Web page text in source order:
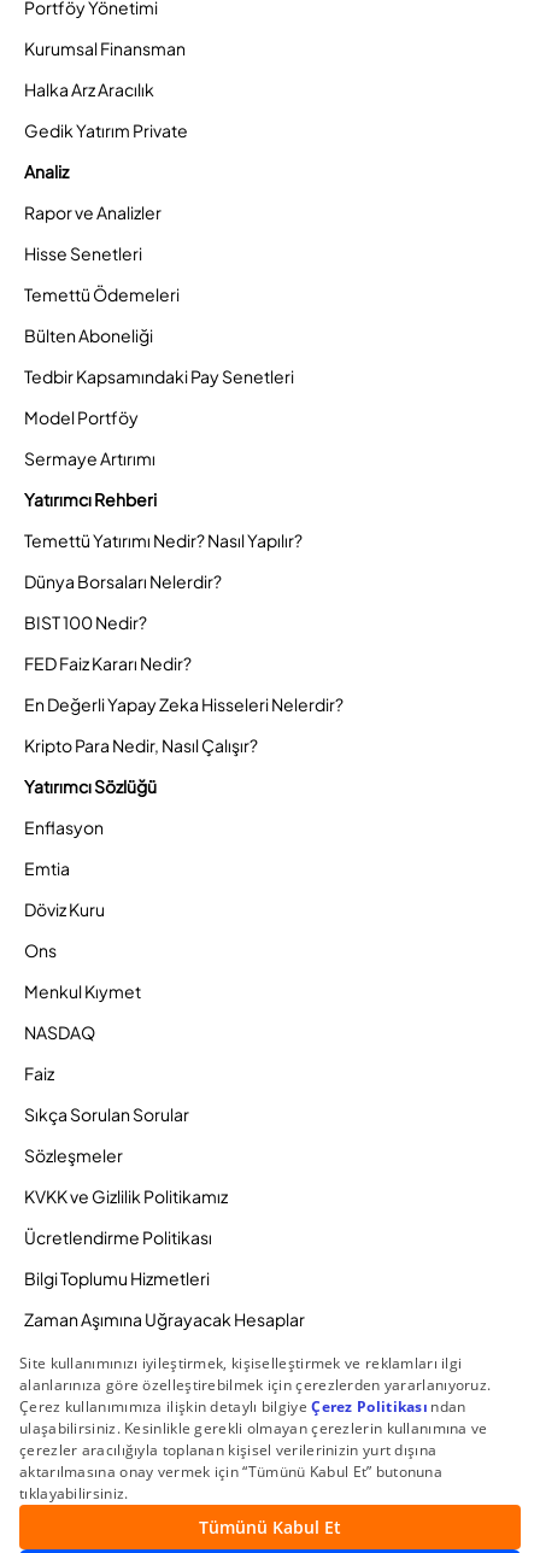
Portföy Yönetimi
Kurumsal Finansman
Halka Arz Aracılık
Gedik Yatırım Private
Analiz
Rapor ve Analizler
Hisse Senetleri
Temettü Ödemeleri
Bülten Aboneliği
Tedbir Kapsamındaki Pay Senetleri
Model Portföy
Sermaye Artırımı
Yatırımcı Rehberi
Temettü Yatırımı Nedir? Nasıl Yapılır?
Dünya Borsaları Nelerdir?
BIST 100 Nedir?
FED Faiz Kararı Nedir?
En Değerli Yapay Zeka Hisseleri Nelerdir?
Kripto Para Nedir, Nasıl Çalışır?
Yatırımcı Sözlüğü
Enflasyon
Emtia
Döviz Kuru
Ons
Menkul Kıymet
NASDAQ
Faiz
Sıkça Sorulan Sorular
Sözleşmeler
KVKK ve Gizlilik Politikamız
Ücretlendirme Politikası
Bilgi Toplumu Hizmetleri
Zaman Aşımına Uğrayacak Hesaplar
Duyurular ve Kampanyalar
© 2026 Gedik Yatırım Menkul Değerler AŞ. Tüm Hakları